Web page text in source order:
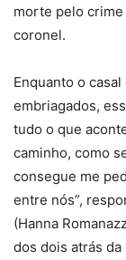
morte pelo
coronel.
Enquanto o
embriagados,
tudo o que
caminho, como
consegue me
entre nós”,
(Hanna
dos dois atrás da